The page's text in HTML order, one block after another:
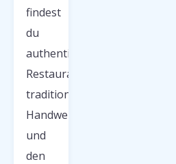
findest
du
authentische
Restaurants,
traditionelle
Handwerksbetriebe
und
den